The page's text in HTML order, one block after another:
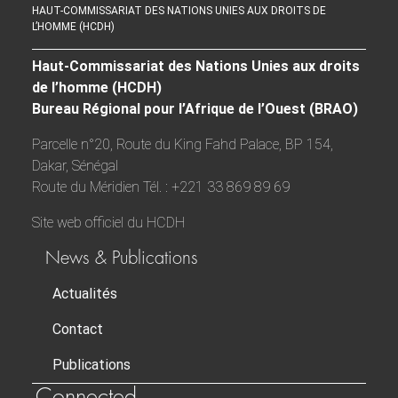
HAUT-COMMISSARIAT DES NATIONS UNIES AUX DROITS DE
L’HOMME (HCDH)
Haut-Commissariat des Nations Unies aux droits
de l’homme (HCDH)
Bureau Régional pour l’Afrique de l’Ouest (BRAO)
Parcelle n°20, Route du King Fahd Palace, BP 154,
Dakar, Sénégal
Route du Méridien Tél. : +221 33 869 89 69
Site web officiel du HCDH
News & Publications
Actualités
Contact
Publications